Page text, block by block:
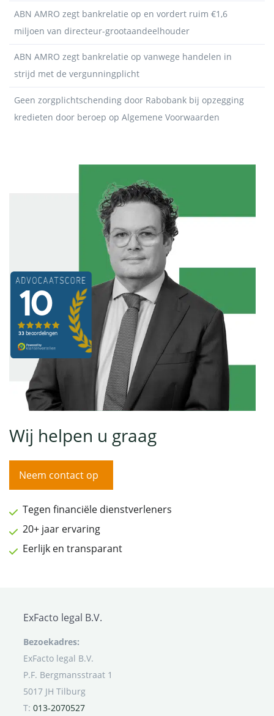
ABN AMRO zegt bankrelatie op en vordert ruim €1,6
miljoen van directeur-grootaandeelhouder
ABN AMRO zegt bankrelatie op vanwege handelen in
strijd met de vergunningplicht
Geen zorgplichtschending door Rabobank bij opzegging
kredieten door beroep op Algemene Voorwaarden
Wij helpen u graag
Neem contact op
Tegen financiële dienstverleners
20+ jaar ervaring
Eerlijk en transparant
ExFacto legal B.V.
Bezoekadres:
ExFacto legal B.V.
P.F. Bergmansstraat 1
5017 JH Tilburg
T: 013-2070527